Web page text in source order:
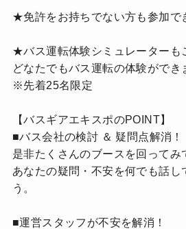
★免許をお持ちでない方も参加で
★バス運転体験シミュレーターも
どなたでもバス運転の体験ができ
※先着25名限定
【バスギアエキスポのPOINT】
■バス会社の検討 ＆ 疑問点解消！
是非たくさんのブースを回ってみ
あなたの疑問・不安を何でも話し
う。
■運営スタッフが不安を解消！